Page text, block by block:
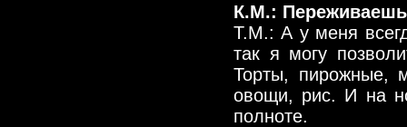
К.М.:
Т.М.: А у меня
так я могу
Торты, пирожные,
овощи, рис. И на
полноте.